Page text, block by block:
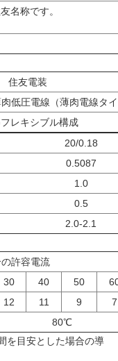
名称です。
住友電装
低圧電線（薄肉電線タ
レキシブル構成
20/0.18
0.5087
1.0
0.5
2.0-2.1
許容電流
30 40 50
12 11 9
7
80℃
を目安とした場合の導